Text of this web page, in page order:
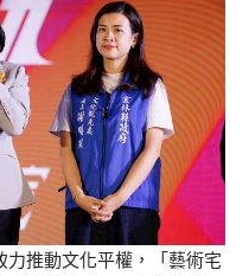
推動文化平權，「藝術宅